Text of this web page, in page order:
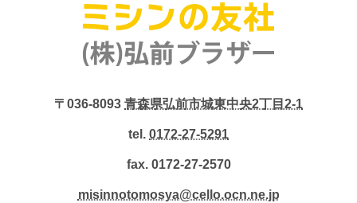
〒036-8093 青森県弘前市城東中央2丁目2-1
tel. 0172-27-5291
fax. 0172-27-2570
misinnotomosya@cello.ocn.ne.jp